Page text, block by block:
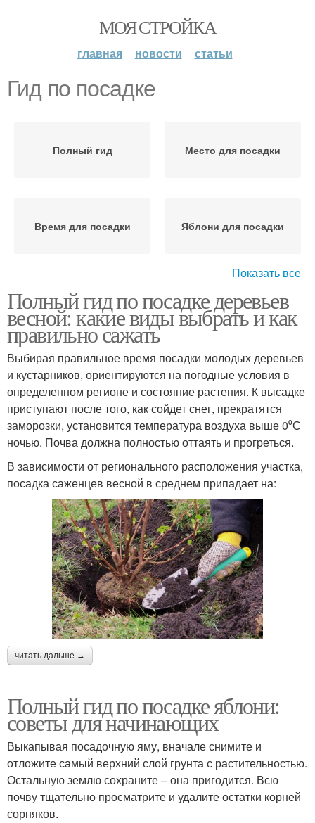
МОЯ СТРОЙКА
главная новости статьи
Гид по посадке
Полный гид Место для посадки
Время для посадки Яблони для посадки
Места для посадки Саженец к посадке
Ямы для посадки Саженец при посадке
Показать все
Полный гид по посадке деревьев
весной: какие виды выбрать и как
правильно сажать
Выбирая правильное время посадки молодых деревьев
и кустарников, ориентируются на погодные условия в
определенном регионе и состояние растения. К высадке
приступают после того, как сойдет снег, прекратятся
заморозки, установится температура воздуха выше 0⁰С
ночью. Почва должна полностью оттаять и прогреться.
В зависимости от регионального расположения участка,
посадка саженцев весной в среднем припадает на:
читать дальше →
Полный гид по посадке яблони:
советы для начинающих
Выкапывая посадочную яму, вначале снимите и
отложите самый верхний слой грунта с растительностью.
Остальную землю сохраните – она пригодится. Всю
почву тщательно просматрите и удалите остатки корней
сорняков.